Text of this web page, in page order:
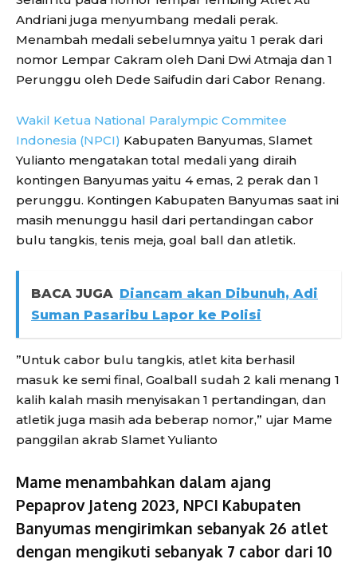
Andriani juga menyumbang medali perak.
Menambah medali sebelumnya yaitu 1 perak dari
nomor Lempar Cakram oleh Dani Dwi Atmaja dan 1
Perunggu oleh Dede Saifudin dari Cabor Renang.
Wakil Ketua National Paralympic Commitee
Indonesia (NPCI) Kabupaten Banyumas, Slamet
Yulianto mengatakan total medali yang diraih
kontingen Banyumas yaitu 4 emas, 2 perak dan 1
perunggu. Kontingen Kabupaten Banyumas saat ini
masih menunggu hasil dari pertandingan cabor
bulu tangkis, tenis meja, goal ball dan atletik.
BACA JUGA Diancam akan Dibunuh, Adi
Suman Pasaribu Lapor ke Polisi
”Untuk cabor bulu tangkis, atlet kita berhasil
masuk ke semi final, Goalball sudah 2 kali menang 1
kalih kalah masih menyisakan 1 pertandingan, dan
atletik juga masih ada beberap nomor,” ujar Mame
panggilan akrab Slamet Yulianto
Mame menambahkan dalam ajang
Pepaprov Jateng 2023, NPCI Kabupaten
Banyumas mengirimkan sebanyak 26 atlet
dengan mengikuti sebanyak 7 cabor dari 10